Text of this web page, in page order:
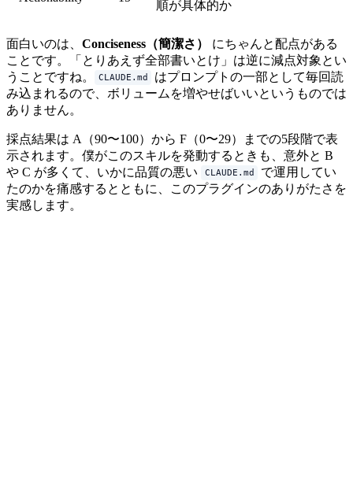
順が具体的か
面白いのは、 Conciseness（簡潔さ）
にちゃんと配点がある
ことです。「とりあえず全部書いとけ」は逆に減点対象とい
うことですね。
CLAUDE.md
はプロンプトの一部として毎回読
み込まれるので、ボリュームを増やせばいいというものでは
ありません。
採点結果は A（90〜100）から F（0〜29）までの5段階で表
示されます。僕がこのスキルを発動するときも、意外と B
や C が多くて、いかに品質の悪い
CLAUDE.md
で運用してい
たのかを痛感するとともに、このプラグインのありがたさを
実感します。